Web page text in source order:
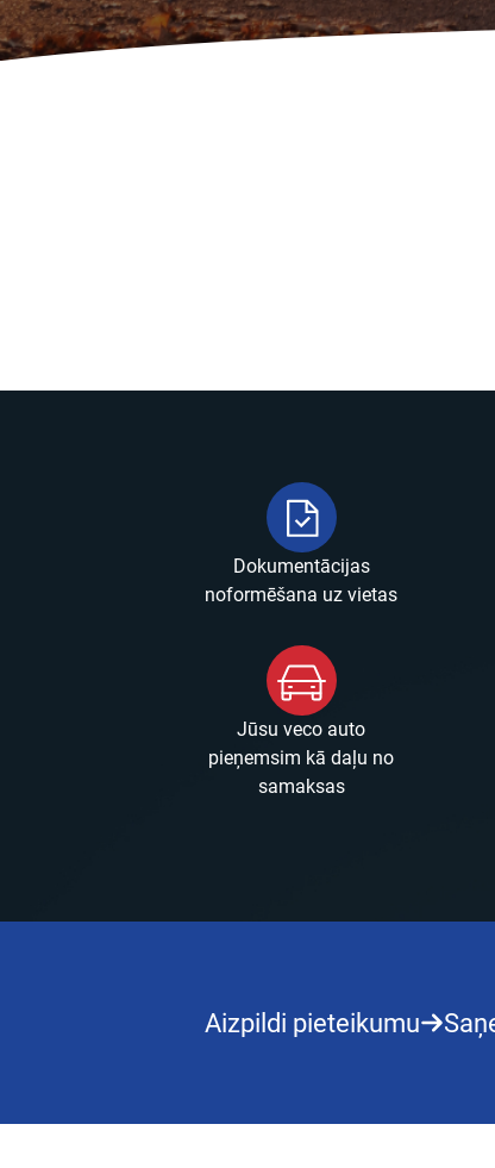
Dokumentācijas
noformēšana uz vietas
Jūsu veco auto
pieņemsim kā daļu no
samaksas
Aizpildi pieteikumu